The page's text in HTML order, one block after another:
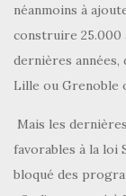
néanmoins à
construire 25.000
dernières
Lille ou Grenoble
Mais les
favorables à la loi
bloqué des